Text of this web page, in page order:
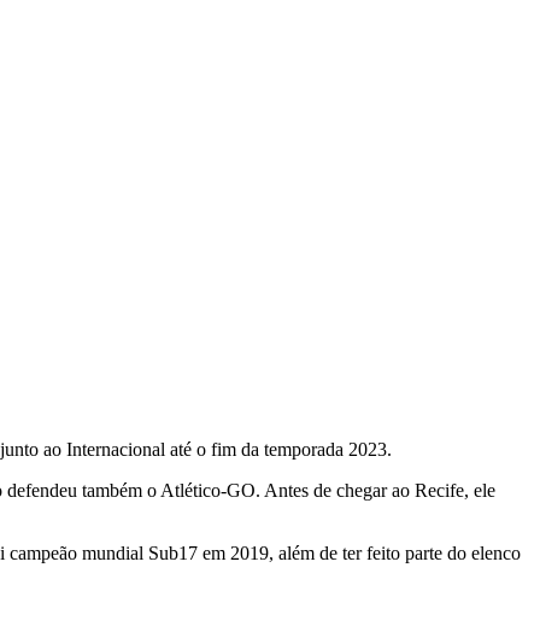
ao Internacional até o fim da temporada 2023.
também o Atlético-GO. Antes de chegar ao Recife, ele
mundial Sub17 em 2019, além de ter feito parte do elenco